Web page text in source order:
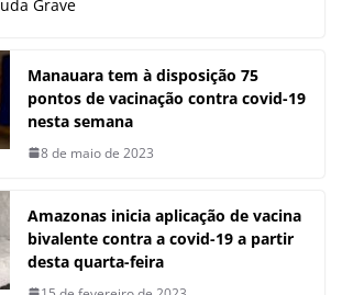
Grave
Manauara tem à disposição 75
pontos de vacinação contra covid-19
nesta semana
8 de maio de 2023
Amazonas inicia aplicação de vacina
bivalente contra a covid-19 a partir
desta quarta-feira